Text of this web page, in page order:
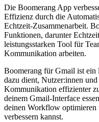
Die Boomerang App
Effizienz durch die
Echtzeit-Zusammenarbeit.
Funktionen, darunter
leistungsstarken Tool für
Kommunikation arbeiten.
Boomerang für Gmail ist ein
dazu dient, Nutzer:innen
Kommunikation effizienter
deinem Gmail-Interface
deinen Workflow optimieren
verbessern kannst.